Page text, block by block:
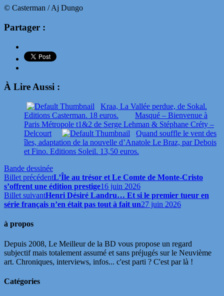
© Casterman / Aj Dungo
Partager :
À Lire Aussi :
Kraa, La Vallée perdue, de Sokal.
Editions Casterman. 18 euros.
Masqué – Bienvenue à
Paris Métropole t1&2 de Serge Lehman & Stéphane Créty –
Delcourt
Quand souffle le vent des
îles, adaptation de la nouvelle d’Anatole Le Braz, par Debois
et Fino. Editions Soleil. 13,50 euros.
Bande dessinée
Billet précédentL’Île au trésor et Le Comte de Monte-Cristo
s’offrent une édition prestige16 juin 2026
Billet suivantHenri Désiré Landru… Et si le premier tueur en
série français n’en était pas tout à fait un27 juin 2026
à propos
Depuis 2008, Le Meilleur de la BD vous propose un regard
subjectif mais totalement assumé et sans préjugés sur le Neuvième
art. Chroniques, interviews, infos... c'est parti ? C'est par là !
Catégories